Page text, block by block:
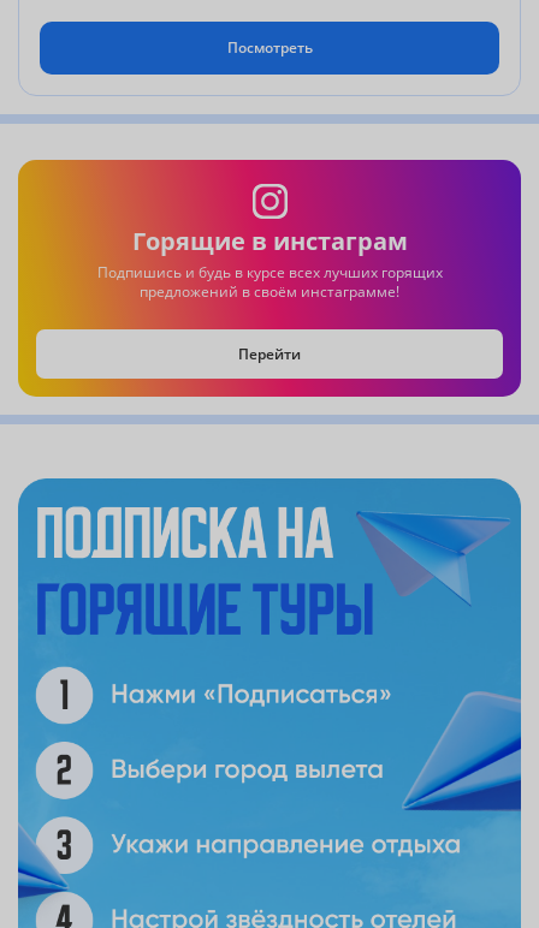
Посмотреть
Горящие в инстаграм
Подпишись и будь в курсе всех лучших горящих
предложений в своём инстаграмме!
Перейти